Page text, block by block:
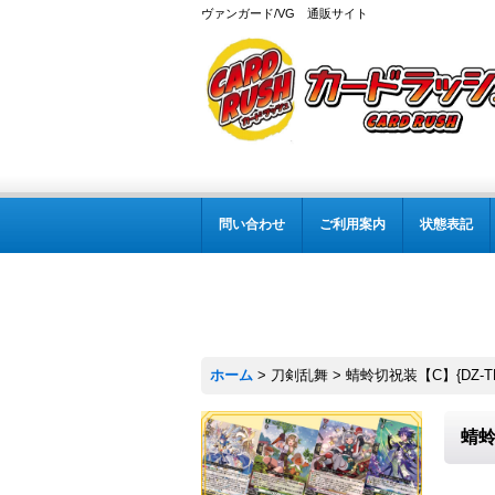
ヴァンガード/VG 通販サイト
問い合わせ ご利用案内 状態表記
ホーム > 刀剣乱舞 > 蜻蛉切祝装【C】{DZ-
蜻